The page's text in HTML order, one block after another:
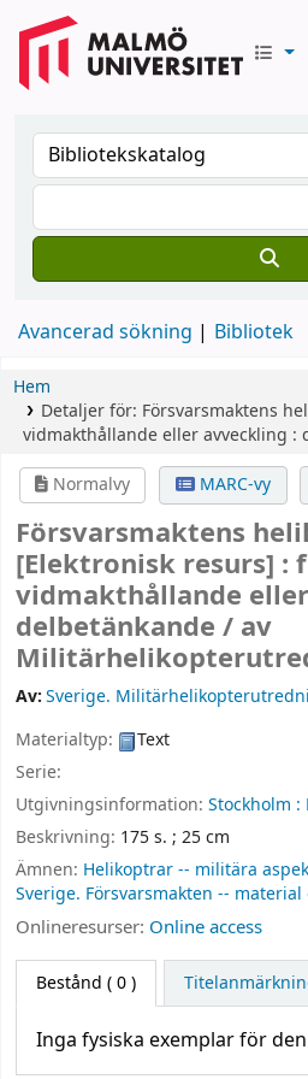
Avancerad sökning Bibliotek
Hem
Detaljer för: Försvarsmaktens
vidmakthållande eller avveckling :
Normalvy
MARC-vy
Försvarsmaktens
[Elektronisk resurs] :
vidmakthållande
delbetänkande / av
Av:Sverige.
Materialtyp:
Text
Serie:
Utgivningsinformation: Stockholm :
Beskrivning: 175 s. ; 25 cm
Ämnen: Helikoptrar -- militära
Sverige. Försvarsmakten --
Onlineresurser: Online access
Bestånd ( 0 )
Inga fysiska exemplar för